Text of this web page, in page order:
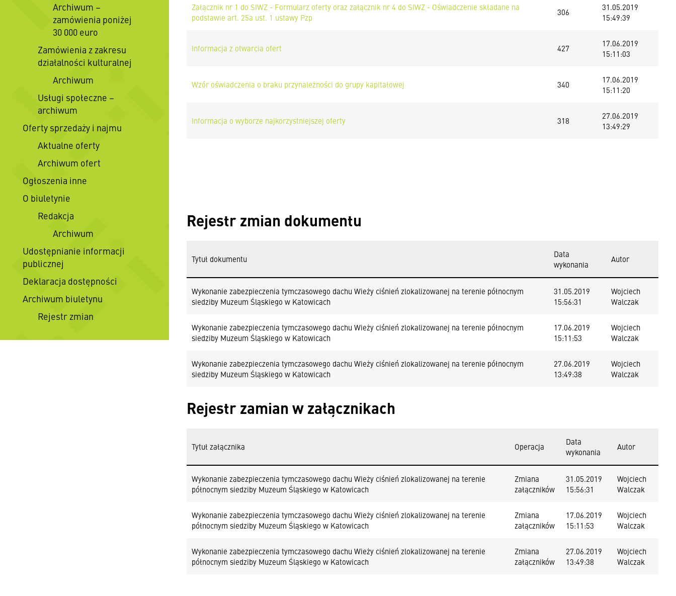
Archiwum –
zamówienia poniżej
30 000 euro
Zamówienia z zakresu
działalności kulturalnej
Archiwum
Usługi społeczne –
archiwum
Oferty sprzedaży i najmu
Aktualne oferty
Archiwum ofert
Ogłoszenia inne
O biuletynie
Redakcja
Archiwum
Udostępnianie informacji
publicznej
Deklaracja dostępności
Archiwum biuletynu
Rejestr zmian
Załącznik nr 1 do SIWZ - Formularz oferty oraz załącznik nr 4 do SIWZ - Oświadczenie składane na
podstawie art. 25a ust. 1 ustawy Pzp
306
31.05.2019
15:49:39
Informacja z otwarcia ofert 427
17.06.2019
15:11:03
Wzór oświadczenia o braku przynależności do grupy kapitałowej 340
17.06.2019
15:11:20
Informacja o wyborze najkorzystniejszej oferty 318
27.06.2019
13:49:29
Rejestr zmian dokumentu
Tytuł dokumentu
Data
wykonania
Autor
Wykonanie zabezpieczenia tymczasowego dachu Wieży ciśnień zlokalizowanej na terenie północnym
siedziby Muzeum Śląskiego w Katowicach
31.05.2019
15:56:31
Wojciech
Walczak
Wykonanie zabezpieczenia tymczasowego dachu Wieży ciśnień zlokalizowanej na terenie północnym
siedziby Muzeum Śląskiego w Katowicach
17.06.2019
15:11:53
Wojciech
Walczak
Wykonanie zabezpieczenia tymczasowego dachu Wieży ciśnień zlokalizowanej na terenie północnym
siedziby Muzeum Śląskiego w Katowicach
27.06.2019
13:49:38
Wojciech
Walczak
Rejestr zamian w załącznikach
Tytuł załącznika Operacja
Data
wykonania
Autor
Wykonanie zabezpieczenia tymczasowego dachu Wieży ciśnień zlokalizowanej na terenie
północnym siedziby Muzeum Śląskiego w Katowicach
Zmiana
załączników
31.05.2019
15:56:31
Wojciech
Walczak
Wykonanie zabezpieczenia tymczasowego dachu Wieży ciśnień zlokalizowanej na terenie
północnym siedziby Muzeum Śląskiego w Katowicach
Zmiana
załączników
17.06.2019
15:11:53
Wojciech
Walczak
Wykonanie zabezpieczenia tymczasowego dachu Wieży ciśnień zlokalizowanej na terenie
północnym siedziby Muzeum Śląskiego w Katowicach
Zmiana
załączników
27.06.2019
13:49:38
Wojciech
Walczak